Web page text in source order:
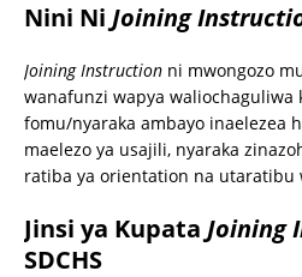
Nini Ni Joining
Joining Instruction ni mwongozo
wanafunzi wapya waliochaguliwa
fomu/nyaraka ambayo inaelezea
maelezo ya usajili, nyaraka
ratiba ya orientation na utaratibu
Jinsi ya Kupata Joining
SDCHS